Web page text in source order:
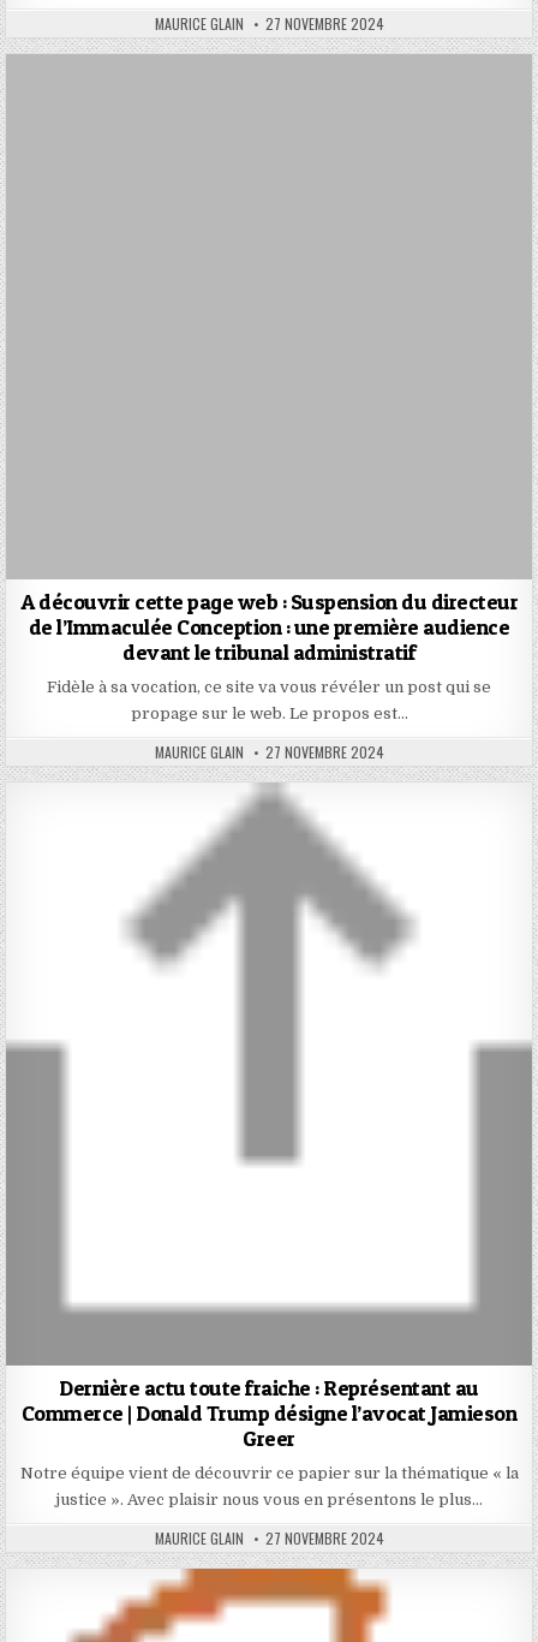
AUTHOR:
MAURICE GLAIN PUBLISHED
DATE:
27 NOVEMBRE 2024
A découvrir cette page web : Suspension du directeur
de l’Immaculée Conception : une première audience
devant le tribunal administratif
Fidèle à sa vocation, ce site va vous révéler un post qui se
propage sur le web. Le propos est…
AUTHOR:
MAURICE GLAIN PUBLISHED
DATE:
27 NOVEMBRE 2024
Dernière actu toute fraiche : Représentant au
Commerce | Donald Trump désigne l’avocat Jamieson
Greer
Notre équipe vient de découvrir ce papier sur la thématique « la
justice ». Avec plaisir nous vous en présentons le plus…
AUTHOR:
MAURICE GLAIN PUBLISHED
DATE:
27 NOVEMBRE 2024